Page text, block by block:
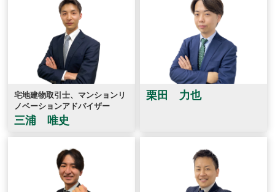
宅地建物取引士、マンションリ
ノベーションアドバイザー
三浦 唯史
栗田 力也